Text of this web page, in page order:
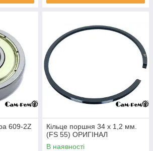
609-2Z
Кільце поршня 34 х 1,2 мм.
(FS 55) ОРИГІНАЛ
В наявності